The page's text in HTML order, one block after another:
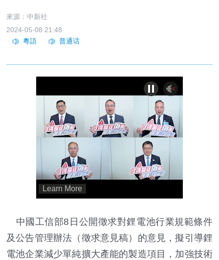
來源：中新社
2024-05-08 21:48
中國工信部8日公開徵求對鋰電池行業規範條件
及公告管理辦法（徵求意見稿）的意見，擬引導鋰
電池企業減少單純擴大產能的製造項目，加強技術